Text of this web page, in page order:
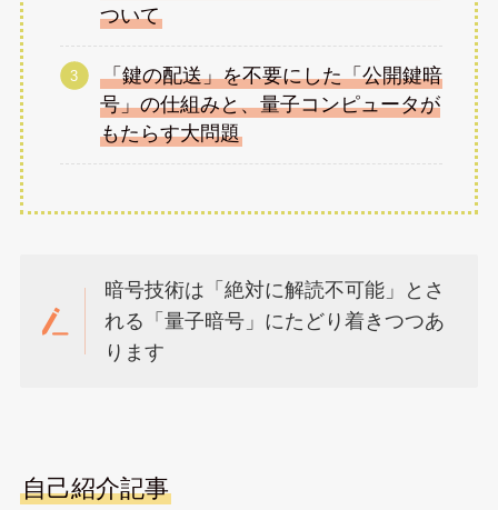
ついて
「鍵の配送」を不要にした「公開鍵暗
号」の仕組みと、量子コンピュータが
もたらす大問題
暗号技術は「絶対に解読不可能」とさ
れる「量子暗号」にたどり着きつつあ
ります
自己紹介記事